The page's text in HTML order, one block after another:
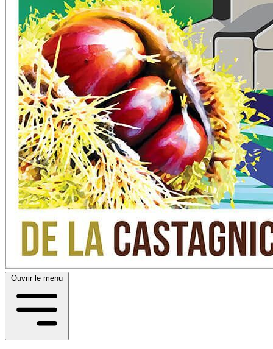
Ouvrir le menu